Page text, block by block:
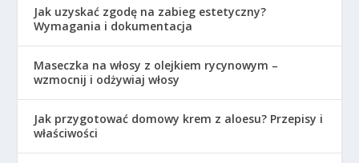
Jak uzyskać zgodę na zabieg estetyczny?
Wymagania i dokumentacja
Maseczka na włosy z olejkiem rycynowym –
wzmocnij i odżywiaj włosy
Jak przygotować domowy krem z aloesu? Przepisy i
właściwości